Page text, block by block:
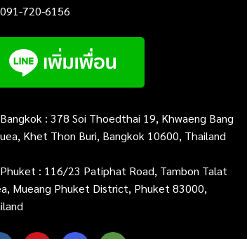
091-720-6156
Bangkok : 378 Soi Thoedthai 19, Khwaeng Bang
Khet Thon Buri, Bangkok 10600, Thailand
Phuket : 116/23 Patiphat Road, Tambon Talat
Mueang Phuket District, Phuket 83000,